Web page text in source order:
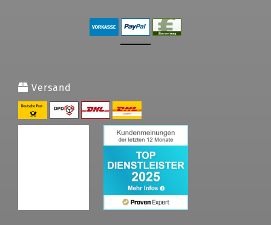
Versand